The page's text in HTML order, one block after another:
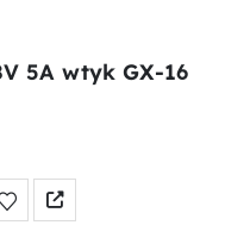
5A wtyk GX-16